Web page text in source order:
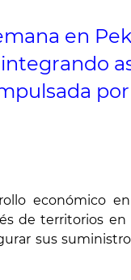
en
por
económico
de territorios
sus